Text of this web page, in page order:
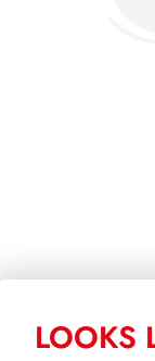
LOOKS